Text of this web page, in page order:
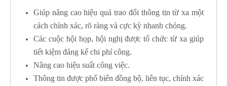
Giúp nâng cao hiệu quả trao đổi thông tin từ xa một
cách chính xác, rõ ràng và cực kỳ nhanh chóng.
Các cuộc hội họp, hội nghị được tổ chức từ xa giúp
tiết kiệm đáng kể chi phí công.
Nâng cao hiệu suất công việc.
Thông tin được phổ biến đồng bộ, liên tục, chính xác